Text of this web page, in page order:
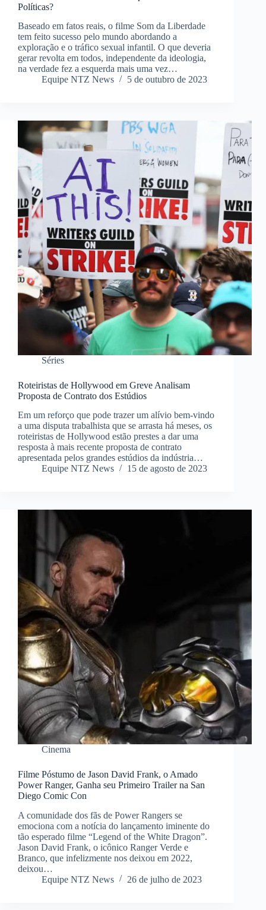
Políticas?
Baseado em fatos reais, o filme Som da Liberdade
tem feito sucesso pelo mundo abordando a
exploração e o tráfico sexual infantil. O que deveria
gerar revolta em todos, independente da ideologia,
na verdade fez a esquerda mais uma vez…
Equipe NTZ News
5 de outubro de 2023
Séries
Roteiristas de Hollywood em Greve Analisam
Proposta de Contrato dos Estúdios
Em um reforço que pode trazer um alívio bem-vindo
a uma disputa trabalhista que se arrasta há meses, os
roteiristas de Hollywood estão prestes a dar uma
resposta à mais recente proposta de contrato
apresentada pelos grandes estúdios da indústria…
Equipe NTZ News
15 de agosto de 2023
Cinema
Filme Póstumo de Jason David Frank, o Amado
Power Ranger, Ganha seu Primeiro Trailer na San
Diego Comic Con
A comunidade dos fãs de Power Rangers se
emociona com a notícia do lançamento iminente do
tão esperado filme “Legend of the White Dragon”.
Jason David Frank, o icônico Ranger Verde e
Branco, que infelizmente nos deixou em 2022,
deixou…
Equipe NTZ News
26 de julho de 2023